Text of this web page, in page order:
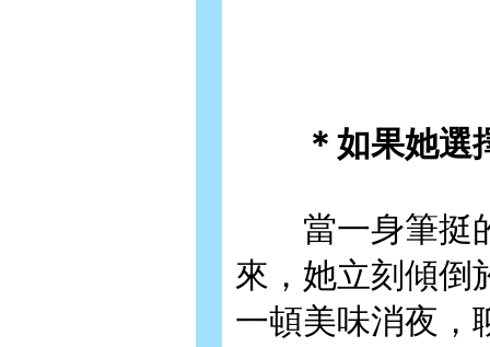
＊如果她選
當一身筆挺的
來，她立刻傾倒
一頓美味消夜，